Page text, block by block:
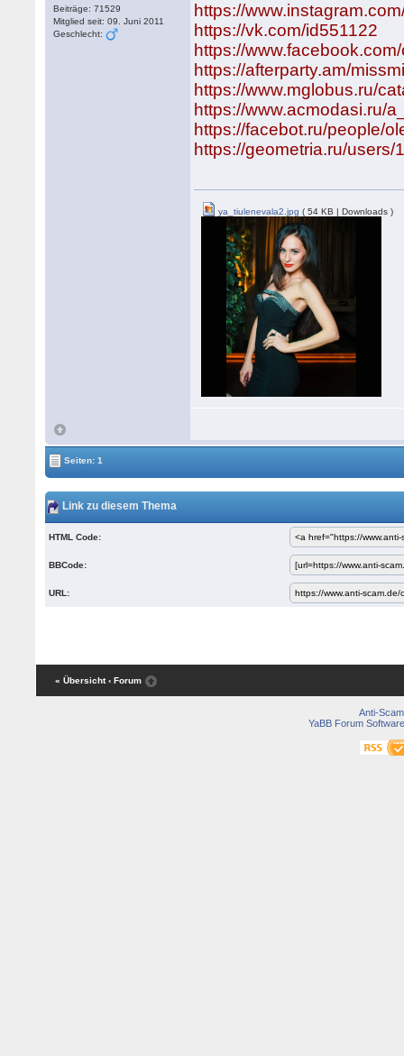
Beiträge: 71529
Mitglied seit: 09. Juni 2011
Geschlecht:
https://
https://vk.com/id551122
https://
https://afterparty.am/
https://www.mglobus.ru/
https://www.acmodasi.ru/
https://facebot.ru/people/
https://geometria.ru/users/
ya_tiulenevala2.jpg ( 54 KB | Downloads )
Seiten: 1
Link zu diesem Thema
HTML Code:
BBCode:
URL:
« Übersicht ‹ Forum
Anti-Scam
YaBB Forum Software